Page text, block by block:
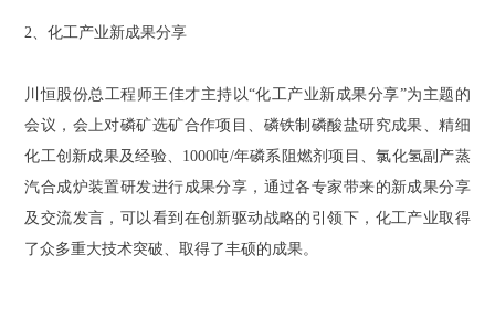
2、化工产业新成果分享
川恒股份总工程师王佳才主持以“化工产业新成果分享”为主题的
会议，会上对磷矿选矿合作项目、磷铁制磷酸盐研究成果、精细
化工创新成果及经验、1000吨/年磷系阻燃剂项目、氯化氢副产蒸
汽合成炉装置研发进行成果分享，通过各专家带来的新成果分享
及交流发言，可以看到在创新驱动战略的引领下，化工产业取得
了众多重大技术突破、取得了丰硕的成果。